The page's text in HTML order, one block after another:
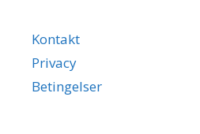
Kontakt
Privacy
Betingelser